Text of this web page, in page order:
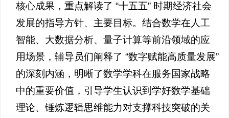
核心成果，重点解读了 “十五五” 时期经济社会
发展的指导方针、主要目标。结合数学在人工
智能、大数据分析、量子计算等前沿领域的应
用场景，辅导员们阐释了 “数字赋能高质量发展”
的深刻内涵，明晰了数学学科在服务国家战略
中的重要价值，引导学生认识到学好数学基础
理论、锤炼逻辑思维能力对支撑科技突破的关